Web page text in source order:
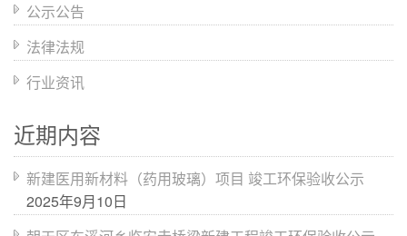
公示公告
法律法规
行业资讯
近期内容
新建医用新材料（药用玻璃）项目 竣工环保验收公示
2025年9月10日